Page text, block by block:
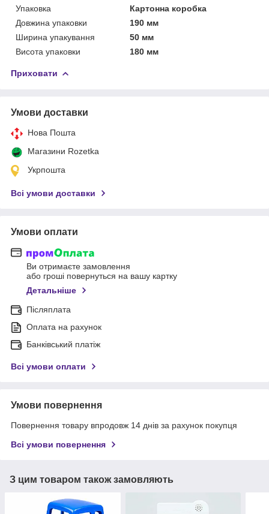
Упаковка
Картонна коробка
Довжина упаковки
190 мм
Ширина упакування
50 мм
Висота упаковки
180 мм
Приховати
Умови доставки
Нова Пошта
Магазини Rozetka
Укрпошта
Всі умови доставки
Умови оплати
Ви отримаєте замовлення
або гроші повернуться на вашу картку
Детальніше
Післяплата
Оплата на рахунок
Банківський платіж
Всі умови оплати
Умови повернення
Повернення товару впродовж 14 днів за рахунок покупця
Всі умови повернення
З цим товаром також замовляють